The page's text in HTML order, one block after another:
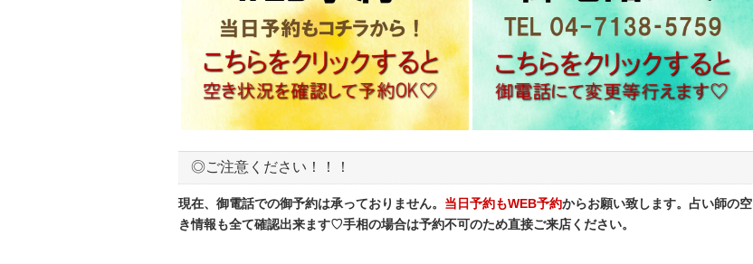
◎ご注意ください！！！
現在、御電話での御予約は承っておりません。 当日予約もWEB予約からお願い致します。占い師の空
き情報も全て確認出来ます♡手相の場合は予約不可のため直接ご来店ください。